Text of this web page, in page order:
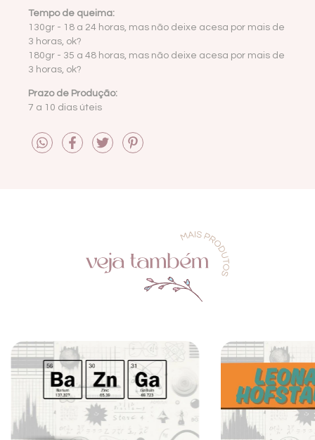
Tempo de queima:
130gr - 18 a 24 horas, mas não deixe acesa por mais de
3 horas, ok?
180gr - 35 a 48 horas, mas não deixe acesa por mais de
3 horas, ok?
Prazo de Produção:
7 a 10 dias úteis